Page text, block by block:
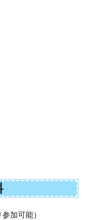
加可能）